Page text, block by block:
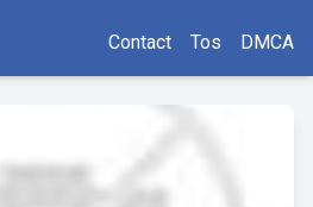
Contact Tos DMCA